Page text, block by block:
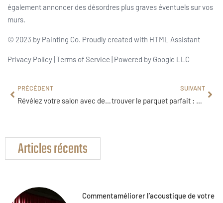
également annoncer des désordres plus graves éventuels sur vos
murs.
© 2023 by Painting Co. Proudly created with HTML Assistant
Privacy Policy | Terms of Service | Powered by Google LLC
PRÉCÉDENT
Révélez votre salon avec des idées déco surprenantes et inspirantes
SUIVANT
trouver le parquet parfait : secrets d’un intérieur qui en jette
Articles récents
Commentaméliorer l’acoustique de votre